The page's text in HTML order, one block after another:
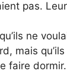
pas.
ne
mais
faire